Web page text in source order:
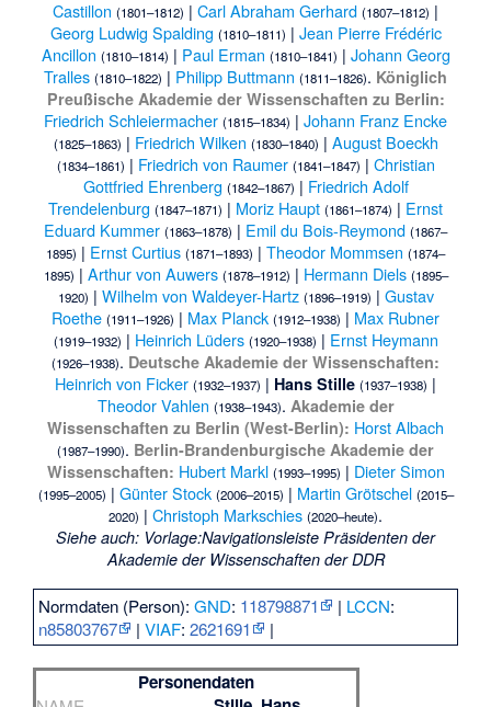
Castillon (1801–1812) | Carl Abraham Gerhard (1807–1812) |
Georg Ludwig Spalding (1810–1811) | Jean Pierre Frédéric
Ancillon (1810–1814) | Paul Erman (1810–1841) | Johann Georg
Tralles (1810–1822) | Philipp Buttmann (1811–1826). Königlich
Preußische Akademie der Wissenschaften zu Berlin:
Friedrich Schleiermacher (1815–1834) | Johann Franz Encke
(1825–1863) | Friedrich Wilken (1830–1840) | August Boeckh
(1834–1861) | Friedrich von Raumer (1841–1847) | Christian
Gottfried Ehrenberg (1842–1867) | Friedrich Adolf
Trendelenburg (1847–1871) | Moriz Haupt (1861–1874) | Ernst
Eduard Kummer (1863–1878) | Emil du Bois-Reymond (1867–
1895) | Ernst Curtius (1871–1893) | Theodor Mommsen (1874–
1895) | Arthur von Auwers (1878–1912) | Hermann Diels (1895–
1920) | Wilhelm von Waldeyer-Hartz (1896–1919) | Gustav
Roethe (1911–1926) | Max Planck (1912–1938) | Max Rubner
(1919–1932) | Heinrich Lüders (1920–1938) | Ernst Heymann
(1926–1938). Deutsche Akademie der Wissenschaften:
Heinrich von Ficker (1932–1937) | Hans Stille (1937–1938) |
Theodor Vahlen (1938–1943). Akademie der
Wissenschaften zu Berlin (West-Berlin): Horst Albach
(1987–1990). Berlin-Brandenburgische Akademie der
Wissenschaften: Hubert Markl (1993–1995) | Dieter Simon
(1995–2005) | Günter Stock (2006–2015) | Martin Grötschel (2015–
2020) | Christoph Markschies (2020–heute).
Siehe auch: Vorlage:Navigationsleiste Präsidenten der
Akademie der Wissenschaften der DDR
Normdaten (Person):GND: 118798871 | LCCN:
n85803767
|VIAF:2621691 |
Personendaten